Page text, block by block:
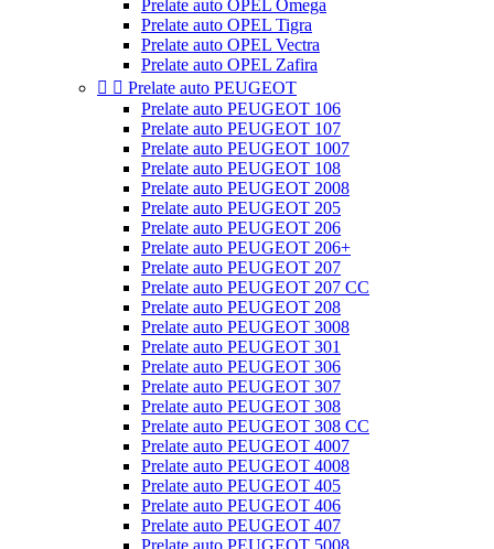
Prelate auto OPEL Omega
Prelate auto OPEL Tigra
Prelate auto OPEL Vectra
Prelate auto OPEL Zafira
  Prelate auto PEUGEOT
Prelate auto PEUGEOT 106
Prelate auto PEUGEOT 107
Prelate auto PEUGEOT 1007
Prelate auto PEUGEOT 108
Prelate auto PEUGEOT 2008
Prelate auto PEUGEOT 205
Prelate auto PEUGEOT 206
Prelate auto PEUGEOT 206+
Prelate auto PEUGEOT 207
Prelate auto PEUGEOT 207 CC
Prelate auto PEUGEOT 208
Prelate auto PEUGEOT 3008
Prelate auto PEUGEOT 301
Prelate auto PEUGEOT 306
Prelate auto PEUGEOT 307
Prelate auto PEUGEOT 308
Prelate auto PEUGEOT 308 CC
Prelate auto PEUGEOT 4007
Prelate auto PEUGEOT 4008
Prelate auto PEUGEOT 405
Prelate auto PEUGEOT 406
Prelate auto PEUGEOT 407
Prelate auto PEUGEOT 5008